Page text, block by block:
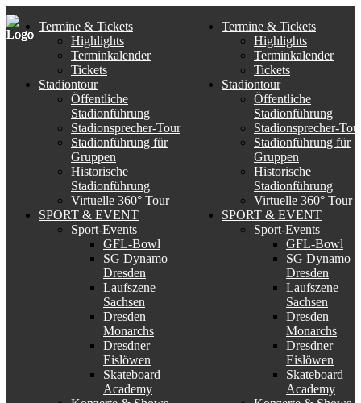
Termine & Tickets
Highlights
Terminkalender
Tickets
Stadiontour
Öffentliche
Stadionführung
Stadionsprecher-Tour
Stadionführung für
Gruppen
Historische
Stadionführung
Virtuelle 360° Tour
SPORT & EVENT
Sport-Events
GFL-Bowl
SG Dynamo
Dresden
Laufszene
Sachsen
Dresden
Monarchs
Dresdner
Eislöwen
Skateboard
Academy
Termine & Tickets
Highlights
Terminkalender
Tickets
Stadiontour
Öffentliche
Stadionführung
Stadionsprecher-
Stadionführung für
Gruppen
Historische
Stadionführung
Virtuelle 360° Tour
SPORT & EVENT
Sport-Events
GFL-Bowl
SG Dynamo
Dresden
Laufszene
Sachsen
Dresden
Monarchs
Dresdner
Eislöwen
Skateboard
Academy